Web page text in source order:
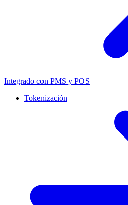
Integrado con PMS y POS
Tokenización